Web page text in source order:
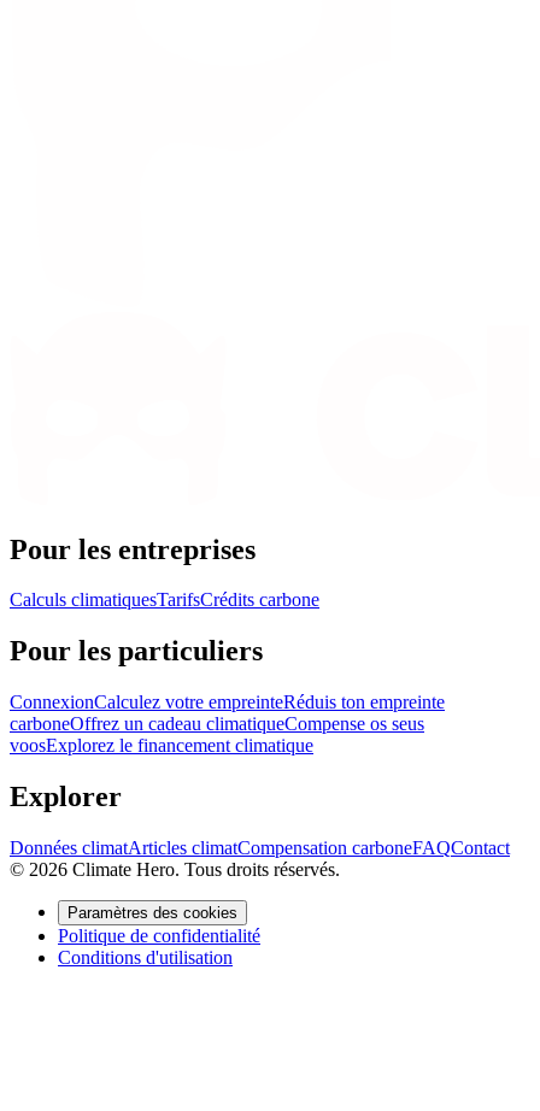
Pour les entreprises
Calculs climatiquesTarifsCrédits carbone
Pour les particuliers
ConnexionCalculez votre empreinteRéduis ton empreinte
carboneOffrez un cadeau climatiqueCompense os seus
voosExplorez le financement climatique
Explorer
Données climatArticles climatCompensation carboneFAQContact
© 2026 Climate Hero. Tous droits réservés.
Paramètres des cookies
Politique de confidentialité
Conditions d'utilisation